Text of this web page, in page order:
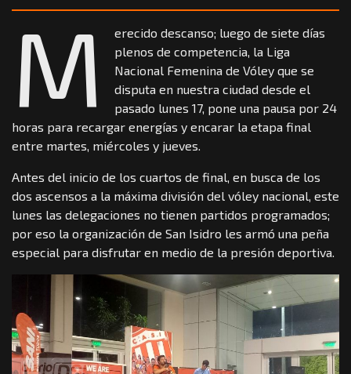
M
erecido descanso; luego de siete días
plenos de competencia, la Liga
Nacional Femenina de Vóley que se
disputa en nuestra ciudad desde el
pasado lunes 17, pone una pausa por 24
horas para recargar energías y encarar la etapa final
entre martes, miércoles y jueves.
Antes del inicio de los cuartos de final, en busca de los
dos ascensos a la máxima división del vóley nacional, este
lunes las delegaciones no tienen partidos programados;
por eso la organización de San Isidro les armó una peña
especial para disfrutar en medio de la presión deportiva.